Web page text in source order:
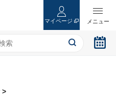
マイページ
>